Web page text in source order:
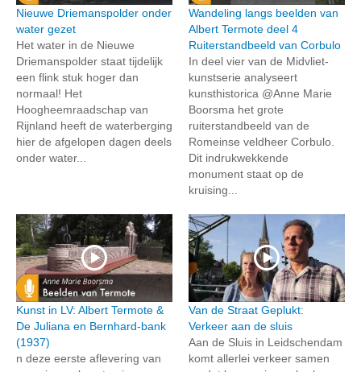
Nieuwe Driemanspolder onder
water gezet
Het water in de Nieuwe
Driemanspolder staat tijdelijk
een flink stuk hoger dan
normaal! Het
Hoogheemraadschap van
Rijnland heeft de waterberging
hier de afgelopen dagen deels
onder water...
Wandeling langs beelden van
Albert Termote deel 4
Ruiterstandbeeld van Corbulo
In deel vier van de Midvliet-
kunstserie analyseert
kunsthistorica @Anne Marie
Boorsma het grote
ruiterstandbeeld van de
Romeinse veldheer Corbulo.
Dit indrukwekkende
monument staat op de
kruising...
Kunst in LV: Albert Termote &
De Juliana en Bernhard-bank
(1937)
n deze eerste aflevering van
Van de Straat Geplukt:
Verkeer aan de sluis
Aan de Sluis in Leidschendam
komt allerlei verkeer samen